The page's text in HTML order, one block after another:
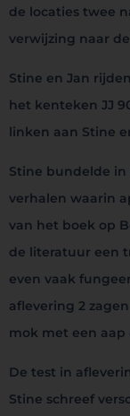
de locaties twee
verwijzing naar
Stine en Jan
het kenteken JJ
linken aan Stine
Stine bundelde in
verhalen waarin
van het boek op
de literatuur een
even vaak
aflevering 2
mok met een aap
De test in
Stine schreef